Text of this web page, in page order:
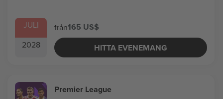
JULI
2028
från165 US$
HITTA EVENEMANG
Premier League